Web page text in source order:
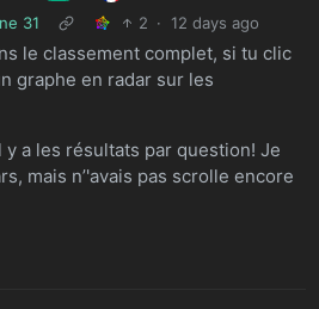
31
2 · 12 days ago
le classement complet, si tu clic
graphe en radar sur les
y a les résultats par question! Je
mais n’'avais pas scrolle encore